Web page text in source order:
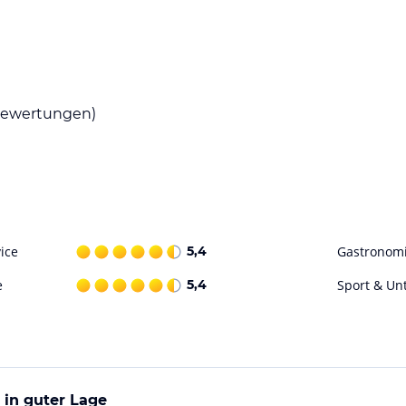
können Tischtennis spielen oder die
Gewähr. Bitte lies vor der Buchung die
5,4
5,4 Sport &
in guter Lage